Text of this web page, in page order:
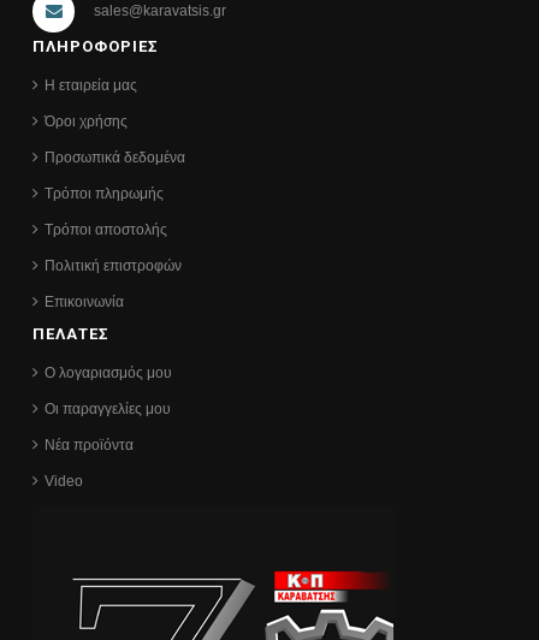
sales@karavatsis.gr
ΠΛΗΡΟΦΟΡΙΕΣ
Η εταιρεία μας
Όροι χρήσης
Προσωπικά δεδομένα
Τρόποι πληρωμής
Τρόποι αποστολής
Πολιτική επιστροφών
Επικοινωνία
ΠΕΛΑΤΕΣ
Ο λογαριασμός μου
Οι παραγγελίες μου
Νέα προϊόντα
Video